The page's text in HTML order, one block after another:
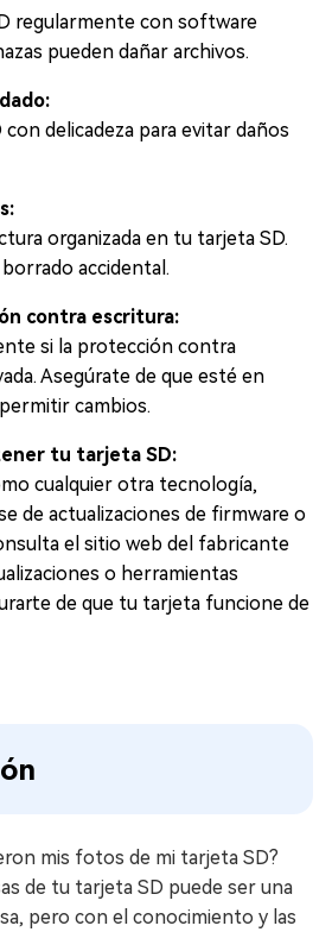
regularmente con software
pueden dañar archivos.
delicadeza para evitar daños
organizada en tu tarjeta SD.
accidental.
contra escritura:
si la protección contra
Asegúrate de que esté en
cambios.
tu tarjeta SD:
cualquier otra tecnología,
de actualizaciones de firmware o
el sitio web del fabricante
o herramientas
de que tu tarjeta funcione de
mis fotos de mi tarjeta SD?
de tu tarjeta SD puede ser una
pero con el conocimiento y las